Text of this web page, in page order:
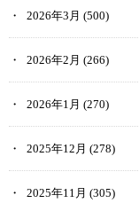
2026年3月 (500)
2026年2月 (266)
2026年1月 (270)
2025年12月 (278)
2025年11月 (305)